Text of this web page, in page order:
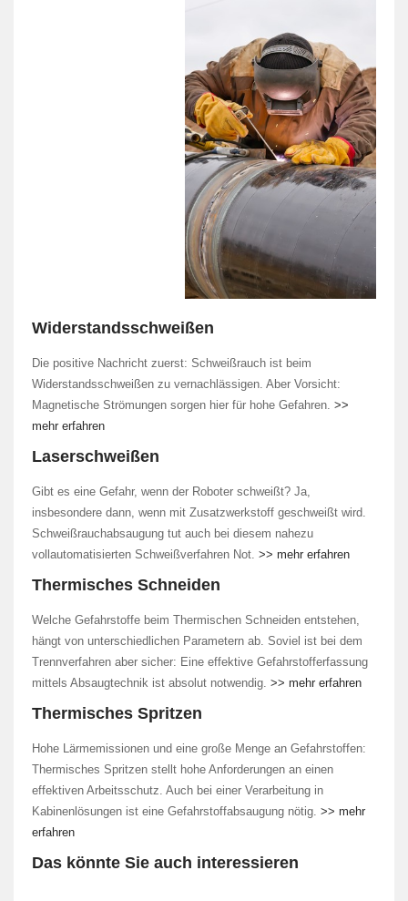
Widerstandsschweißen
Die positive Nachricht zuerst: Schweißrauch ist beim
Widerstandsschweißen zu vernachlässigen. Aber Vorsicht:
Magnetische Strömungen sorgen hier für hohe Gefahren. >>
mehr erfahren
Laserschweißen
Gibt es eine Gefahr, wenn der Roboter schweißt? Ja,
insbesondere dann, wenn mit Zusatzwerkstoff geschweißt wird.
Schweißrauchabsaugung tut auch bei diesem nahezu
vollautomatisierten Schweißverfahren Not. >> mehr erfahren
Thermisches Schneiden
Welche Gefahrstoffe beim Thermischen Schneiden entstehen,
hängt von unterschiedlichen Parametern ab. Soviel ist bei dem
Trennverfahren aber sicher: Eine effektive Gefahrstofferfassung
mittels Absaugtechnik ist absolut notwendig. >> mehr erfahren
Thermisches Spritzen
Hohe Lärmemissionen und eine große Menge an Gefahrstoffen:
Thermisches Spritzen stellt hohe Anforderungen an einen
effektiven Arbeitsschutz. Auch bei einer Verarbeitung in
Kabinenlösungen ist eine Gefahrstoffabsaugung nötig. >> mehr
erfahren
Das könnte Sie auch interessieren